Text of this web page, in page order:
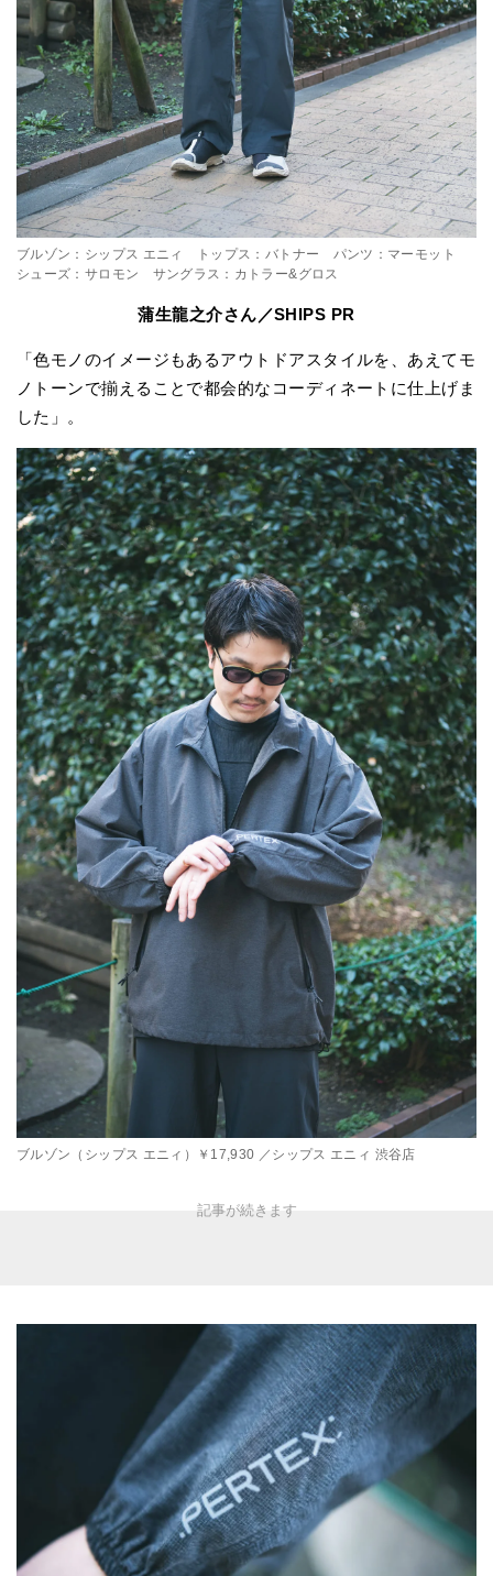
ブルゾン：シップス エニィ トップス：バトナー パンツ：マーモット
シューズ：サロモン サングラス：カトラー&グロス
蒲生龍之介さん／SHIPS PR
「色モノのイメージもあるアウトドアスタイルを、あえてモ
ノトーンで揃えることで都会的なコーディネートに仕上げま
した」。
ブルゾン（シップス エニィ）￥17,930 ／シップス エニィ 渋谷店